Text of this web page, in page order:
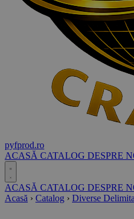
pyfprod.ro
ACASĂ CATALOG DESPRE
ACASĂ CATALOG DESPRE
Acasă › Catalog › Diverse